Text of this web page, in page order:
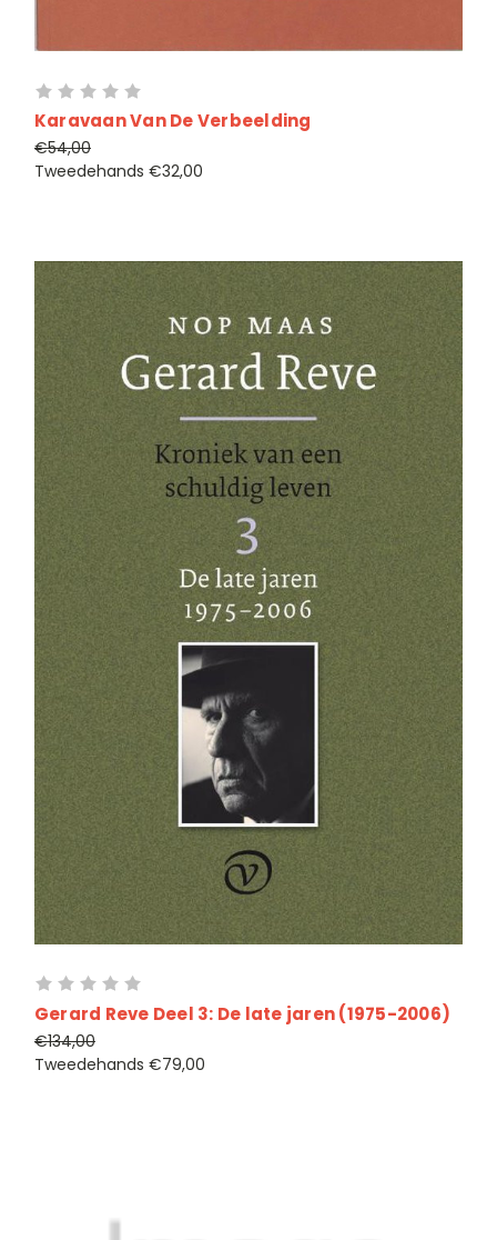
Karavaan Van De Verbeelding
€54,00
Tweedehands €32,00
Gerard Reve Deel 3: De late jaren (1975-2006)
€134,00
Tweedehands €79,00